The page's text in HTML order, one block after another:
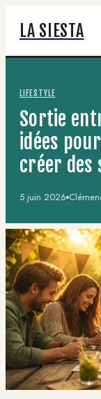
LA SIESTA
LIFESTYLE
Sortie
idées
créer des
5 juin 2026·